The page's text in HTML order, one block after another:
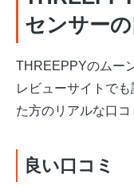
センサー
THREEPPYのムー
レビューサイトで
た方のリアルな口コ
良い口コミ